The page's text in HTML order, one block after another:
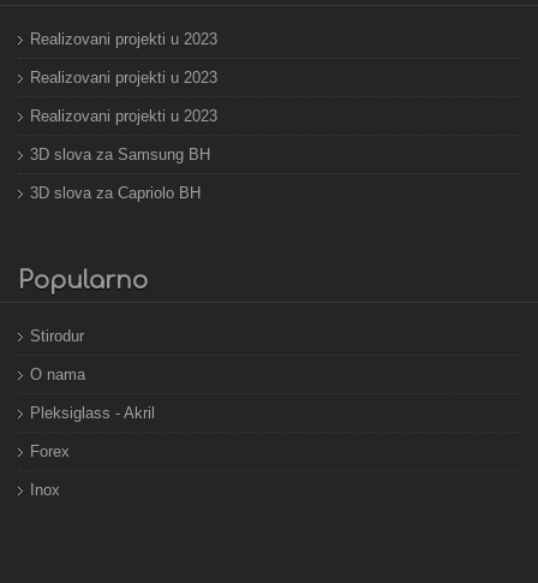
Realizovani projekti u 2023
Realizovani projekti u 2023
Realizovani projekti u 2023
3D slova za Samsung BH
3D slova za Capriolo BH
Popularno
Stirodur
O nama
Pleksiglass - Akril
Forex
Inox